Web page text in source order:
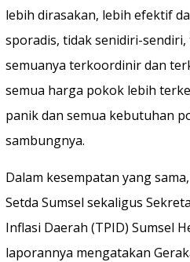
lebih dirasakan, lebih efektif
sporadis, tidak senidiri-
semuanya terkoordinir dan
semua harga pokok lebih
panik dan semua kebutuhan
sambungnya.
Dalam kesempatan yang
Setda Sumsel sekaligus
Inflasi Daerah (TPID) Sumsel
laporannya mengatakan